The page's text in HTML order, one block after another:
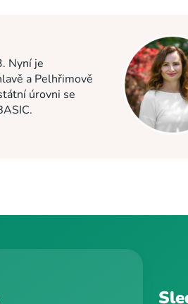
Nyní je
a Pelhřimově
úrovni se